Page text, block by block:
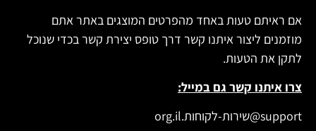
אם ראיתם טעות באחד מהפרטים המוצגים באתר אתם
מוזמנים ליצור איתנו קשר דרך טופס יצירת קשר בכדי שנוכל
לתקן את הטעות.
צרו איתנו קשר גם במייל:
support@שירות-לקוחות.org.il